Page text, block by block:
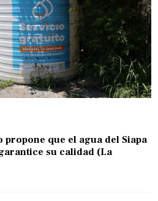
propone que el agua del Siapa
su calidad (La